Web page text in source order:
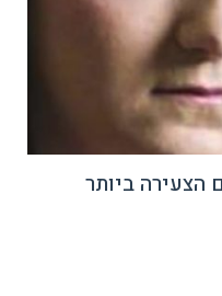
הצעירה ביותר